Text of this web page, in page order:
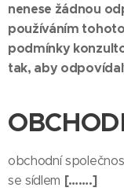
nenese žádnou
používáním
podmínky
tak, aby
obchodní
se sídlem […….]